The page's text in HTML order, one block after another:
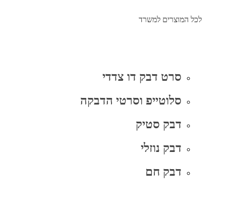
לכל המוצרים למשרד
סרט דבק דו צדדי
סלוטייפ וסרטי הדבקה
דבק סטיק
דבק נוזלי
דבק חם